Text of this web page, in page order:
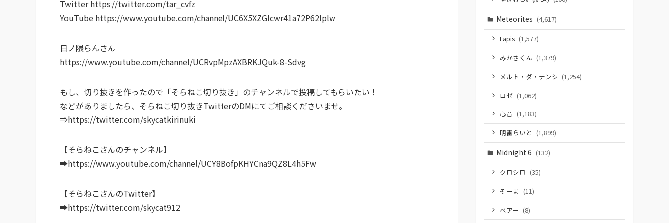
Twitter https://twitter.com/tar_cvfz
YouTube https://www.youtube.com/channel/UC6X5XZGlcwr41a72P62lplw
日ノ隈らんさん
https://www.youtube.com/channel/UCRvpMpzAXBRKJQuk-8-Sdvg
もし、切り抜きを作ったので「そらねこ切り抜き」のチャンネルで投稿してもらいたい！
などがありましたら、そらねこ切り抜きTwitterのDMにてご相談くださいませ。
⇒https://twitter.com/skycatkirinuki
【そらねこさんのチャンネル】
➡https://www.youtube.com/channel/UCY8BofpKHYCna9QZ8L4h5Fw
【そらねこさんのTwitter】
➡https://twitter.com/skycat912
Meteorites (4,617)
Lapis (1,577)
みかさくん (1,379)
メルト・ダ・テンシ (1,254)
ロゼ (1,062)
心音 (1,183)
明雷らいと (1,899)
Midnight 6 (132)
クロシロ (35)
そーま (11)
ベアー (8)